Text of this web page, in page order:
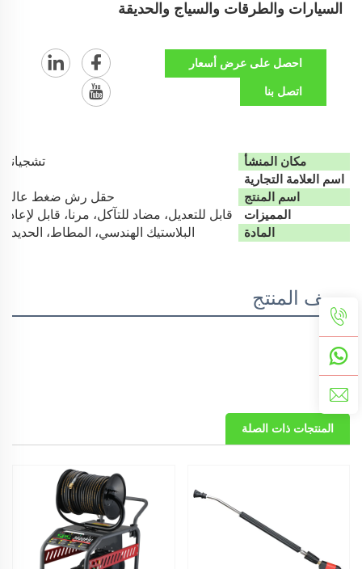
السيارات والطرقات والسياج والحديقة
احصل على عرض أسعار
اتصل بنا
مكان المنشأ
اسم العلامة التجارية
اسم المنتج
حقل رش ضغط عالي
المميزات
قابل للتعديل، مضاد للتآكل، مرنا، قابل لإعادة
المادة
البلاستيك الهندسي، المطاط،
وصف المنتج
المنتجات ذات الصلة